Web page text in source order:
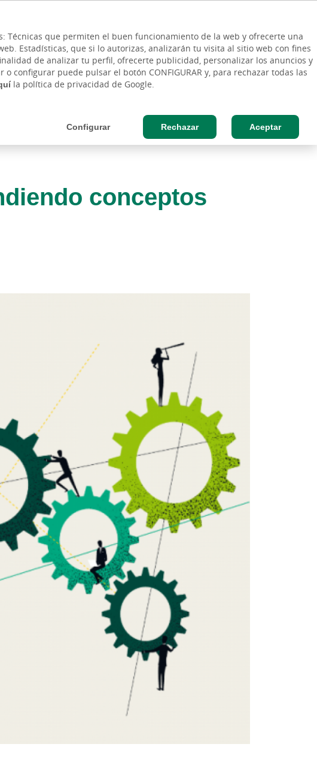
que permiten el buen funcionamiento de la web y ofrecerte una
Estadísticas, que si lo autorizas, analizarán tu visita al sitio web con fines
de analizar tu perfil, ofrecerte publicidad, personalizar los anuncios y
configurar puede pulsar el botón CONFIGURAR y, para rechazar todas las
la política de privacidad de Google.
Configurar Rechazar Aceptar
DE
EMPRESAS AGRO
conceptos